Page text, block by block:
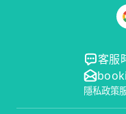
客服
隱私政策